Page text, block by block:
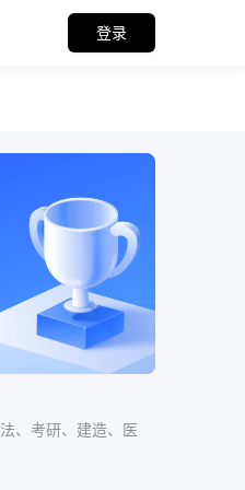
登录
、考研、建造、医